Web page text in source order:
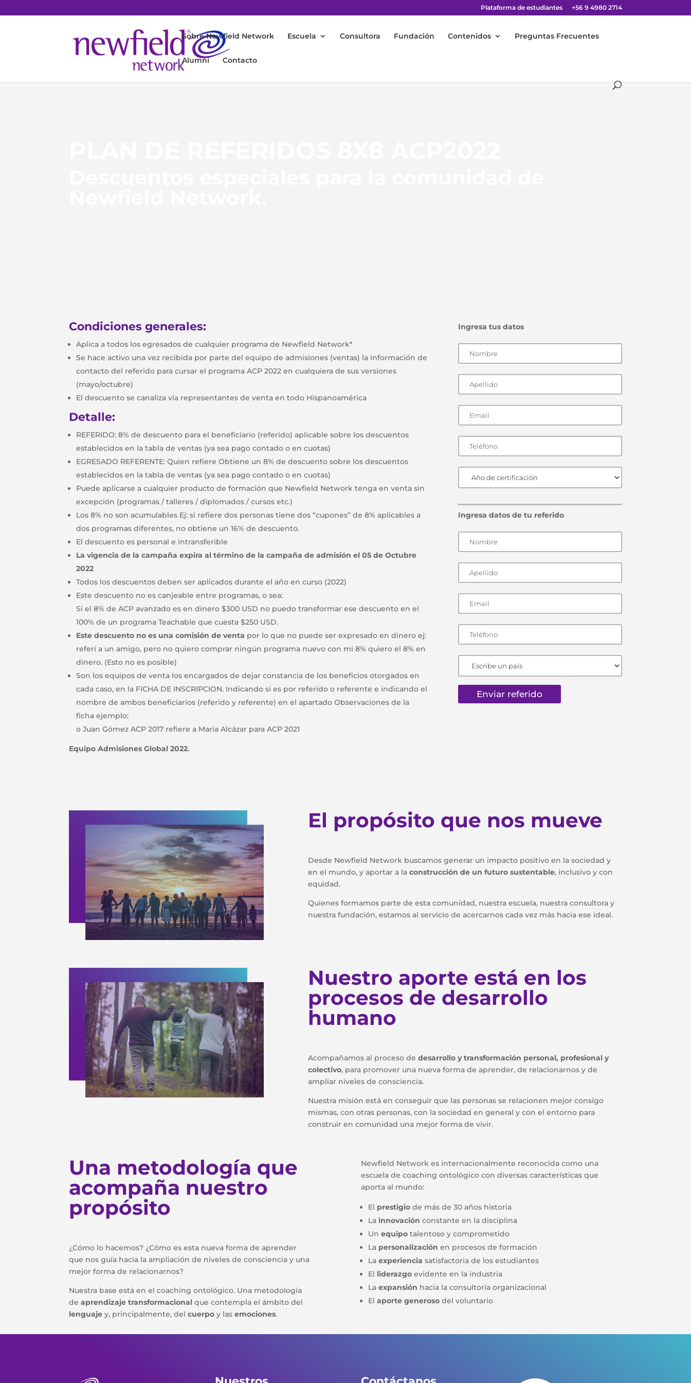
Plataforma de estudiantes +56 9 4980 2714
Sobre Newfield Network Escuela Consultora Fundación Contenidos Preguntas Frecuentes
Alumni Contacto
Condiciones generales:
Aplica a todos los egresados de cualquier programa de Newfield Network*
Se hace activo una vez recibida por parte del equipo de admisiones (ventas) la información de
contacto del referido para cursar el programa ACP 2022 en cualquiera de sus versiones
(mayo/octubre)
El descuento se canaliza vía representantes de venta en todo Hispanoamérica
Detalle:
REFERIDO: 8% de descuento para el beneficiario (referido) aplicable sobre los descuentos
establecidos en la tabla de ventas (ya sea pago contado o en cuotas)
EGRESADO REFERENTE: Quien refiere Obtiene un 8% de descuento sobre los descuentos
establecidos en la tabla de ventas (ya sea pago contado o en cuotas)
Puede aplicarse a cualquier producto de formación que Newfield Network tenga en venta sin
excepción (programas / talleres / diplomados / cursos etc.)
Los 8% no son acumulables Ej: si refiere dos personas tiene dos “cupones” de 8% aplicables a
dos programas diferentes, no obtiene un 16% de descuento.
El descuento es personal e intransferible
La vigencia de la campaña expira al término de la campaña de admisión el 05 de Octubre
2022
Todos los descuentos deben ser aplicados durante el año en curso (2022)
Este descuento no es canjeable entre programas, o sea:
Si el 8% de ACP avanzado es en dinero $300 USD no puedo transformar ese descuento en el
100% de un programa Teachable que cuesta $250 USD.
Este descuento no es una comisión de venta por lo que no puede ser expresado en dinero ej:
referí a un amigo, pero no quiero comprar ningún programa nuevo con mi 8% quiero el 8% en
dinero. (Esto no es posible)
Son los equipos de venta los encargados de dejar constancia de los beneficios otorgados en
cada caso, en la FICHA DE INSCRIPCION. Indicando si es por referido o referente e indicando el
nombre de ambos beneficiarios (referido y referente) en el apartado Observaciones de la
ficha ejemplo:
o Juan Gómez ACP 2017 refiere a María Alcázar para ACP 2021
Equipo Admisiones Global 2022.
Ingresa tus datos
Ingresa datos de tu referido
El propósito que nos mueve
Desde Newfield Network buscamos generar un impacto positivo en la sociedad y
en el mundo, y aportar a la construcción de un futuro sustentable, inclusivo y con
equidad.
Quienes formamos parte de esta comunidad, nuestra escuela, nuestra consultora y
nuestra fundación, estamos al servicio de acercarnos cada vez más hacia ese ideal.
Nuestro aporte está en los
procesos de desarrollo
humano
Acompañamos al proceso de desarrollo y transformación personal, profesional y
colectivo, para promover una nueva forma de aprender, de relacionarnos y de
ampliar niveles de consciencia.
Nuestra misión está en conseguir que las personas se relacionen mejor consigo
mismas, con otras personas, con la sociedad en general y con el entorno para
construir en comunidad una mejor forma de vivir.
Una metodología que
acompaña nuestro
propósito
¿Cómo lo hacemos? ¿Cómo es esta nueva forma de aprender
que nos guía hacia la ampliación de niveles de consciencia y una
mejor forma de relacionarnos?
Nuestra base está en el coaching ontológico. Una metodología
deaprendizaje transformacionalque contempla el ámbito del
lenguaje y, principalmente, delcuerpoy lasemociones.
Newfield Network es internacionalmente reconocida como una
escuela de coaching ontológico con diversas características que
aporta al mundo:
El prestigio de más de 30 años historia
La innovación constante en la disciplina
Un equipo talentoso y comprometido
La personalización en procesos de formación
La experiencia satisfactoria de los estudiantes
El liderazgoevidente en la industria
La expansión hacia la consultoría organizacional
El aporte generoso del voluntario